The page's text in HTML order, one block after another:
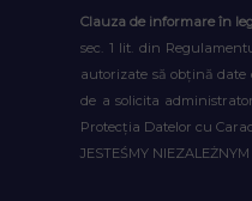
Clauza de informare în
sec. 1 lit. din
autorizate să obțină
de a solicita
Protecția Datelor cu
JESTEŚMY